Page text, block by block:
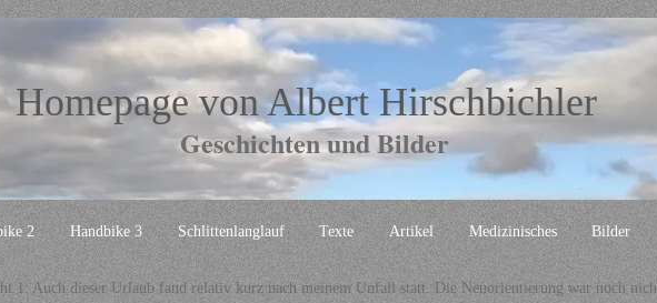
Geschichten und Bilder
Homepage von Albert Hirschbichler
2 Handbike 3 Schlittenlanglauf Texte Artikel Medizinisches Bilder
1: Auch dieser Urlaub fand relativ kurz nach meinem Unfall statt. Die Neuorientierung war noch